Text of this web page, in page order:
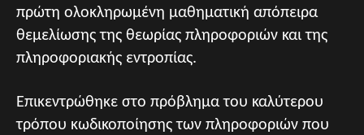
πρώτη ολοκληρωμένη μαθηματική απόπειρα
θεμελίωσης της θεωρίας πληροφοριών και της
πληροφοριακής εντροπίας.
Επικεντρώθηκε στο πρόβλημα του καλύτερου
τρόπου κωδικοποίησης των πληροφοριών που